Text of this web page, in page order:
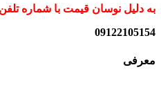
به دلیل نوسان قیمت با شماره
09122105154
معرفی